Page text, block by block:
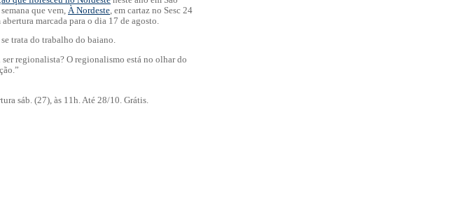
que vem, À Nordeste , em cartaz no Sesc 24
marcada para o dia 17 de agosto.
trata do trabalho do baiano.
regionalista? O regionalismo está no olhar do
sáb. (27), às 11h. Até 28/10. Grátis.